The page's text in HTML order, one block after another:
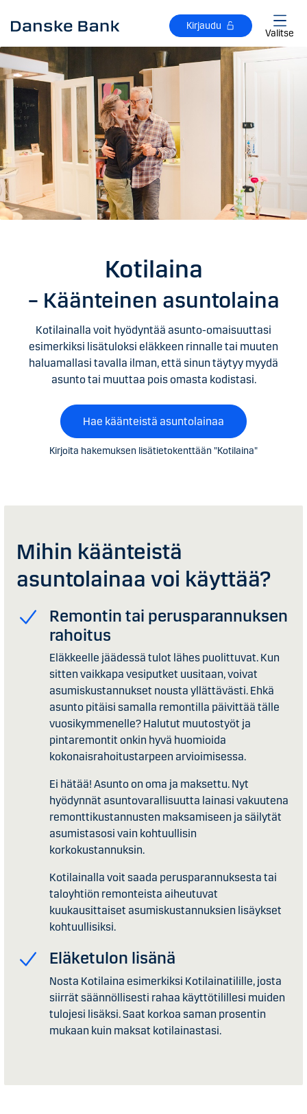
Kirjaudu
Valitse
Kotilaina
– Käänteinen asuntolaina
Kotilainalla voit hyödyntää asunto-omaisuuttasi
esimerkiksi lisätuloksi eläkkeen rinnalle tai muuten
haluamallasi tavalla ilman, että sinun täytyy myydä
asunto tai muuttaa pois omasta kodistasi.
Hae käänteistä asuntolainaa
Kirjoita hakemuksen lisätietokenttään "Kotilaina"
Mihin käänteistä
asuntolainaa voi käyttää?
Remontin tai perusparannuksen
rahoitus
Eläkkeelle jäädessä tulot lähes puolittuvat. Kun
sitten vaikkapa vesiputket uusitaan, voivat
asumiskustannukset nousta yllättävästi. Ehkä
asunto pitäisi samalla remontilla päivittää tälle
vuosikymmenelle? Halutut muutostyöt ja
pintaremontit onkin hyvä huomioida
kokonaisrahoitustarpeen arvioimisessa.
Ei hätää! Asunto on oma ja maksettu. Nyt
hyödynnät asuntovarallisuutta lainasi vakuutena
remonttikustannusten maksamiseen ja säilytät
asumistasosi vain kohtuullisin
korkokustannuksin.
Kotilainalla voit saada perusparannuksesta tai
taloyhtiön remonteista aiheutuvat
kuukausittaiset asumiskustannuksien lisäykset
kohtuullisiksi.
Eläketulon lisänä
Nosta Kotilaina esimerkiksi Kotilainatilille, josta
siirrät säännöllisesti rahaa käyttötilillesi muiden
tulojesi lisäksi. Saat korkoa saman prosentin
mukaan kuin maksat kotilainastasi.